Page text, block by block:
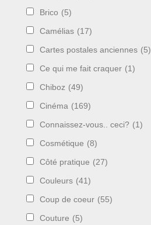
Brico (5)
Camélias (17)
Cartes postales anciennes (5)
Ce qui me fait craquer (1)
Chiboz (49)
Cinéma (169)
Connaissez-vous.. ceci? (1)
Cosmétique (8)
Côté pratique (27)
Couleurs (41)
Coup de coeur (55)
Couture (5)